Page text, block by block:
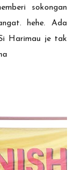
sokongan
hehe. Ada
Harimau je tak